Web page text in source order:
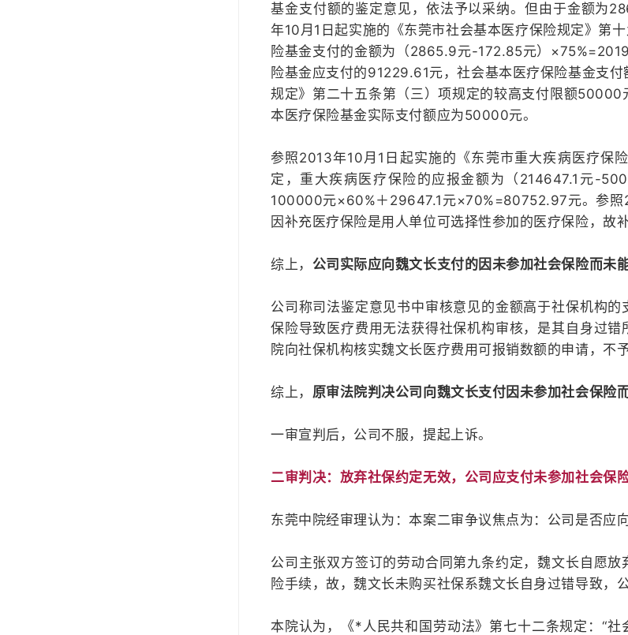
基金支付额的鉴定意见，依法予以采纳。但由于金额为
年10月1日起实施的《东莞市社会基本医疗保险规定》第
险基金支付的金额为（2865.9元-172.85元）
险基金应支付的91229.61元，社会基本医疗保险基金支
规定》第二十五条第（三）项规定的较高支付限额
本医疗保险基金实际支付额应为50000元。
参照2013年10月1日起实施的《东莞市重大疾病医疗保
定，重大疾病医疗保险的应报金额为（214647.1元-
100000元×60%＋29647.1元×70%=80752.97元。参照
因补充医疗保险是用人单位可选择性参加的医疗保险，故
综上， 公司实际应向魏文长支付的因未参加社会保险而未
公司称司法鉴定意见书中审核意见的金额高于社保机构
保险导致医疗费用无法获得社保机构审核，是其自身过
院向社保机构核实魏文长医疗费用可报销数额的申请，不予
综上， 原审法院判决公司向魏文长支付因未参加社会保险
一审宣判后，公司不服，提起上诉。
二审判决：放弃社保约定无效，公司应支付未参加社会保
东莞中院经审理认为：本案二审争议焦点为：公司是否应
公司主张双方签订的劳动合同第九条约定，魏文长自愿
险手续，故，魏文长未购买社保系魏文长自身过错导致，
本院认为，《*人民共和国劳动法》第七十二条规定：“